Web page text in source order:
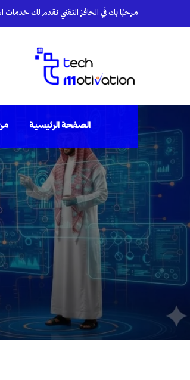
مرحبًا بك في الحافز التقني نقدم لك خدمات
الصفحة الرئيسية